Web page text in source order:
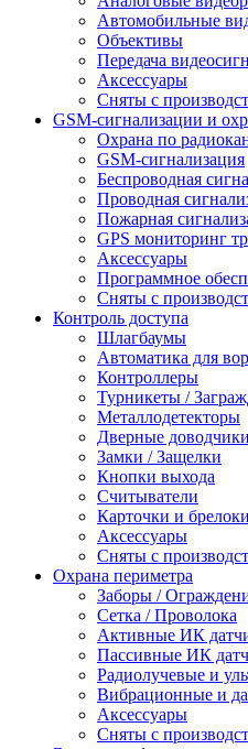
Автомобильные
Объективы
Передача
Аксессуары
Сняты с
GSM-сигнализации и
Охрана по
GSM-сигнализация
Беспроводная
Проводная
Пожарная
GPS мониторинг
Аксессуары
Программное
Сняты с
Контроль доступа
Шлагбаумы
Автоматика для
Контроллеры
Турникеты /
Металлодетекторы
Дверные доводчики
Замки / Защелки
Кнопки выхода
Считыватели
Карточки и брелоки
Аксессуары
Сняты с
Охрана периметра
Заборы /
Сетка / Проволока
Активные ИК
Пассивные ИК
Радиолучевые и
Вибрационные и
Аксессуары
Сняты с